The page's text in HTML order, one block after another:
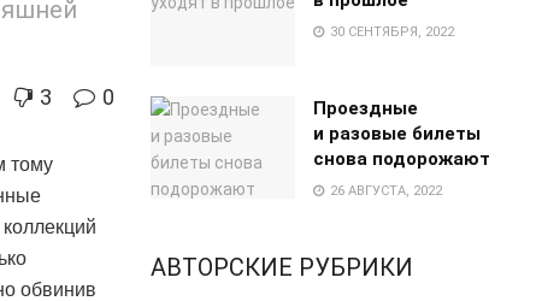
3 0
тому
обвинив
30 СЕНТЯБРЯ, 2022
Проездные
и разовые билеты
снова подорожают
26 АВГУСТА, 2022
АВТОРСКИЕ РУБРИКИ